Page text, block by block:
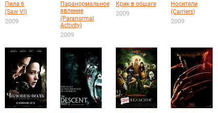
Пила 6
(Saw VI)
2009
Паранормальное
явление
(Paranormal
Activity)
2009
Крик в общаге
2009
Носители
(Carriers)
2009